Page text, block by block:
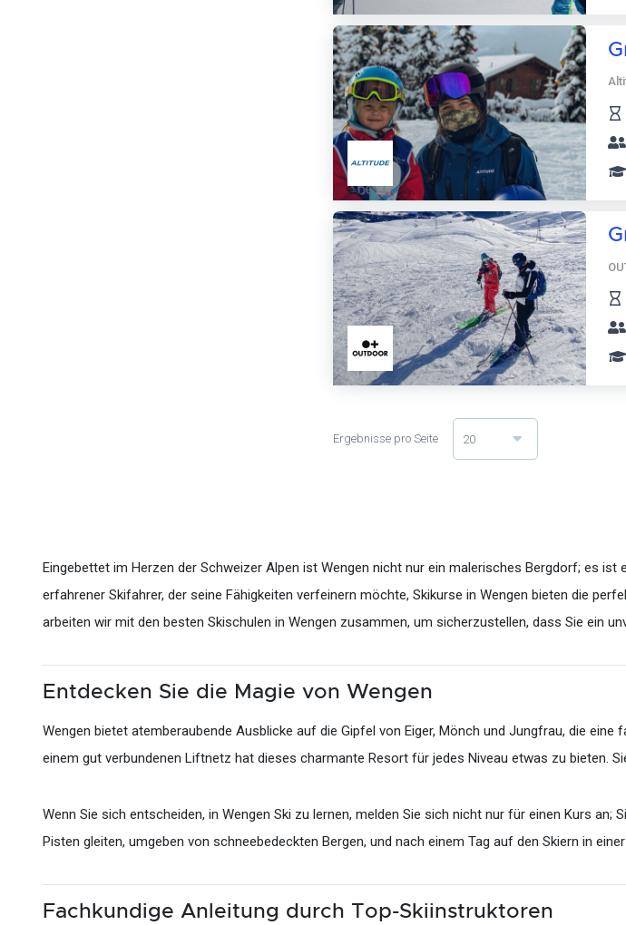
Ergebnisse pro Seite 20
Eingebettet im Herzen der Schweizer Alpen ist Wengen nicht nur ein malerisches Bergdorf; es
erfahrener Skifahrer, der seine Fähigkeiten verfeinern möchte, Skikurse in Wengen bieten die
arbeiten wir mit den besten Skischulen in Wengen zusammen, um sicherzustellen, dass Sie ein
Entdecken Sie die Magie von Wengen
Wengen bietet atemberaubende Ausblicke auf die Gipfel von Eiger, Mönch und Jungfrau, die
einem gut verbundenen Liftnetz hat dieses charmante Resort für jedes Niveau etwas zu
Wenn Sie sich entscheiden, in Wengen Ski zu lernen, melden Sie sich nicht nur für einen Kurs an;
Pisten gleiten, umgeben von schneebedeckten Bergen, und nach einem Tag auf den Skiern in
Fachkundige Anleitung durch Top-Skiinstruktoren